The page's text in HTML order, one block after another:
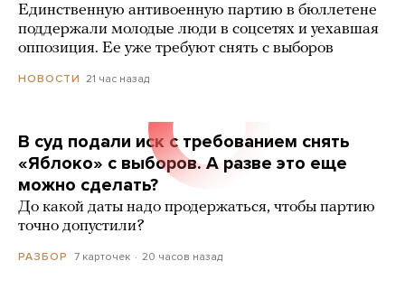
Единственную антивоенную партию в бюллетене
поддержали молодые люди в соцсетях и уехавшая
оппозиция. Ее уже требуют снять с выборов
НОВОСТИ 21 час назад
В суд подали иск с требованием снять
«Яблоко» с выборов. А разве это еще
можно сделать?
До какой даты надо продержаться, чтобы партию
точно допустили?
РАЗБОР 7 карточек 20 часов назад